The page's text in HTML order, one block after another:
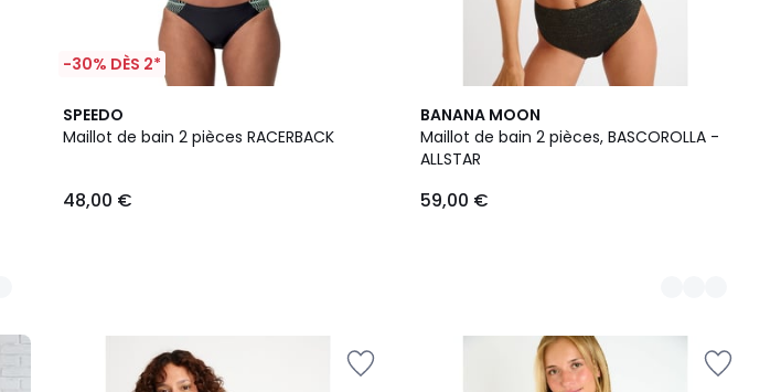
-30% DÈS 2*
SPEEDO
Maillot de bain 2 pièces RACERBACK
48,00 €
BANANA MOON
Maillot de bain 2 pièces, BASCOROLLA -
ALLSTAR
59,00 €
2
Couleurs